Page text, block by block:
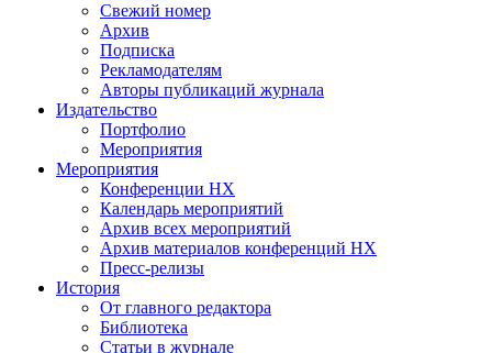
Свежий номер
Архив
Подписка
Рекламодателям
Авторы публикаций журнала
Издательство
Портфолио
Мероприятия
Мероприятия
Конференции НХ
Календарь мероприятий
Архив всех мероприятий
Архив материалов конференций НХ
Пресс-релизы
История
От главного редактора
Библиотека
Статьи в журнале